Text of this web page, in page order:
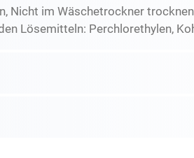
Nicht im Wäschetrockner
Lösemitteln: Perchlorethylen,